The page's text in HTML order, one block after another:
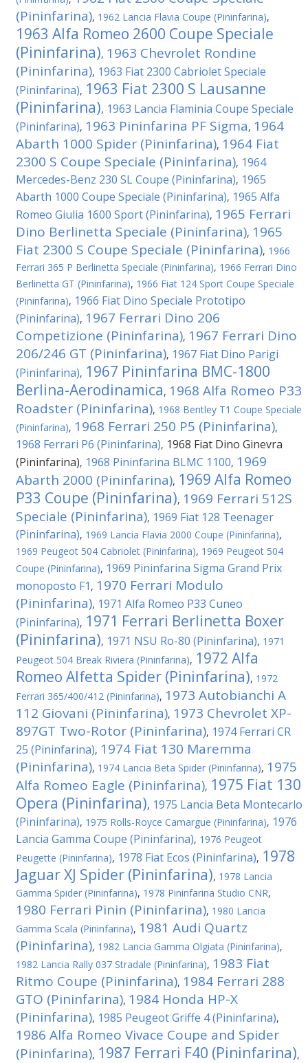
(Pininfarina), 1962 Lancia Flavia Coupe (Pininfarina),
1963 Alfa Romeo 2600 Coupe Speciale
(Pininfarina), 1963 Chevrolet Rondine
(Pininfarina), 1963 Fiat 2300 Cabriolet Speciale
(Pininfarina), 1963 Fiat 2300 S Lausanne
(Pininfarina), 1963 Lancia Flaminia Coupe Speciale
(Pininfarina), 1963 Pininfarina PF Sigma, 1964
Abarth 1000 Spider (Pininfarina), 1964 Fiat
2300 S Coupe Speciale (Pininfarina), 1964
Mercedes-Benz 230 SL Coupe (Pininfarina), 1965
Abarth 1000 Coupe Speciale (Pininfarina), 1965 Alfa
Romeo Giulia 1600 Sport (Pininfarina), 1965 Ferrari
Dino Berlinetta Speciale (Pininfarina), 1965
Fiat 2300 S Coupe Speciale (Pininfarina), 1966
Ferrari 365 P Berlinetta Speciale (Pininfarina), 1966 Ferrari Dino
Berlinetta GT (Pininfarina), 1966 Fiat 124 Sport Coupe Speciale
(Pininfarina), 1966 Fiat Dino Speciale Prototipo
(Pininfarina), 1967 Ferrari Dino 206
Competizione (Pininfarina), 1967 Ferrari Dino
206/246 GT (Pininfarina), 1967 Fiat Dino Parigi
(Pininfarina), 1967 Pininfarina BMC-1800
Berlina-Aerodinamica, 1968 Alfa Romeo P33
Roadster (Pininfarina), 1968 Bentley T1 Coupe Speciale
(Pininfarina), 1968 Ferrari 250 P5 (Pininfarina),
1968 Ferrari P6 (Pininfarina), 1968 Fiat Dino Ginevra
(Pininfarina), 1968 Pininfarina BLMC 1100, 1969
Abarth 2000 (Pininfarina), 1969 Alfa Romeo
P33 Coupe (Pininfarina), 1969 Ferrari 512S
Speciale (Pininfarina), 1969 Fiat 128 Teenager
(Pininfarina), 1969 Lancia Flavia 2000 Coupe (Pininfarina),
1969 Peugeot 504 Cabriolet (Pininfarina), 1969 Peugeot 504
Coupe (Pininfarina), 1969 Pininfarina Sigma Grand Prix
monoposto F1 , 1970 Ferrari Modulo
(Pininfarina), 1971 Alfa Romeo P33 Cuneo
(Pininfarina), 1971 Ferrari Berlinetta Boxer
(Pininfarina), 1971 NSU Ro-80 (Pininfarina), 1971
Peugeot 504 Break Riviera (Pininfarina), 1972 Alfa
Romeo Alfetta Spider (Pininfarina), 1972
Ferrari 365/400/412 (Pininfarina), 1973 Autobianchi A
112 Giovani (Pininfarina), 1973 Chevrolet XP-
897GT Two-Rotor (Pininfarina), 1974 Ferrari CR
25 (Pininfarina), 1974 Fiat 130 Maremma
(Pininfarina), 1974 Lancia Beta Spider (Pininfarina), 1975
Alfa Romeo Eagle (Pininfarina), 1975 Fiat 130
Opera (Pininfarina), 1975 Lancia Beta Montecarlo
(Pininfarina), 1975 Rolls-Royce Camargue (Pininfarina), 1976
Lancia Gamma Coupe (Pininfarina), 1976 Peugeot
Peugette (Pininfarina), 1978 Fiat Ecos (Pininfarina), 1978
Jaguar XJ Spider (Pininfarina), 1978 Lancia
Gamma Spider (Pininfarina), 1978 Pininfarina Studio CNR,
1980 Ferrari Pinin (Pininfarina), 1980 Lancia
Gamma Scala (Pininfarina), 1981 Audi Quartz
(Pininfarina), 1982 Lancia Gamma Olgiata (Pininfarina),
1982 Lancia Rally 037 Stradale (Pininfarina), 1983 Fiat
Ritmo Coupe (Pininfarina), 1984 Ferrari 288
GTO (Pininfarina), 1984 Honda HP-X
(Pininfarina), 1985 Peugeot Griffe 4 (Pininfarina),
1986 Alfa Romeo Vivace Coupe and Spider
(Pininfarina), 1987 Ferrari F40 (Pininfarina),